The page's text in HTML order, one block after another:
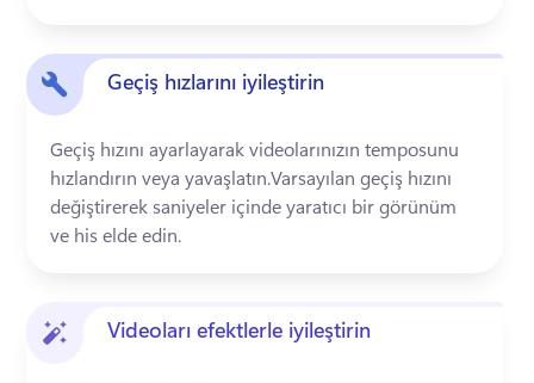
Geçiş hızlarını iyileştirin
Geçiş hızını ayarlayarak videolarınızın temposunu
hızlandırın veya yavaşlatın.Varsayılan geçiş hızını
değiştirerek saniyeler içinde yaratıcı bir görünüm
ve his elde edin.
Videoları efektlerle iyileştirin